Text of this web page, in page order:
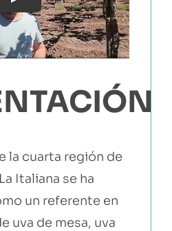
la cuarta región de
Italiana se ha
un referente en
uva de mesa, uva